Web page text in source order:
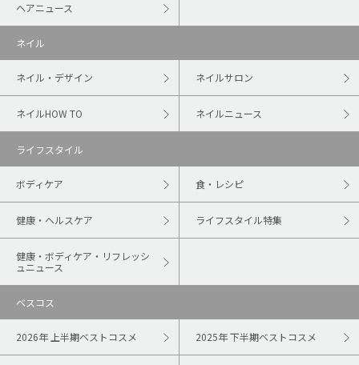
ヘアニュース
ネイル
ネイル・デザイン ネイルサロン
ネイルHOW TO ネイルニュース
ライフスタイル
ボディケア 食・レシピ
健康・ヘルスケア ライフスタイル特集
健康・ボディケア・リフレッシ
ュニュース
ベスコス
2026年 上半期ベストコスメ 2025年 下半期ベストコスメ